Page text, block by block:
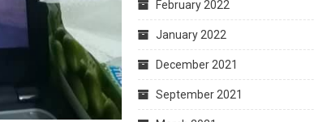
February 2022
January 2022
December 2021
September 2021